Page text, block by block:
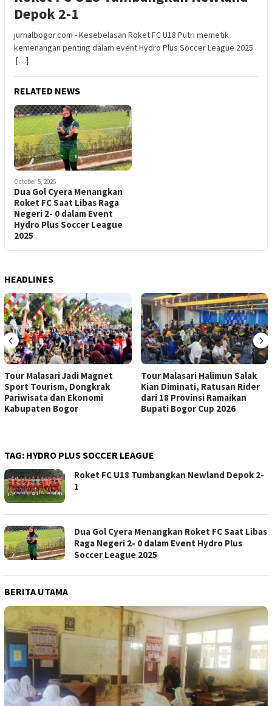
Depok 2-1
jurnalbogor.com - Kesebelasan Roket FC U18 Putri memetik
kemenangan penting dalam event Hydro Plus Soccer League 2025
[…]
RELATED NEWS
October 5, 2025
Dua Gol Cyera Menangkan
Roket FC Saat Libas Raga
Negeri 2- 0 dalam Event
Hydro Plus Soccer League
2025
HEADLINES
Tour Malasari Jadi Magnet
Sport Tourism, Dongkrak
Pariwisata dan Ekonomi
Kabupaten Bogor
Tour Malasari Halimun Salak
Kian Diminati, Ratusan Rider
dari 18 Provinsi Ramaikan
Bupati Bogor Cup 2026
‹ ›
TAG: HYDRO PLUS SOCCER LEAGUE
Roket FC U18 Tumbangkan Newland Depok 2-
1
Dua Gol Cyera Menangkan Roket FC Saat Libas
Raga Negeri 2- 0 dalam Event Hydro Plus
Soccer League 2025
BERITA UTAMA